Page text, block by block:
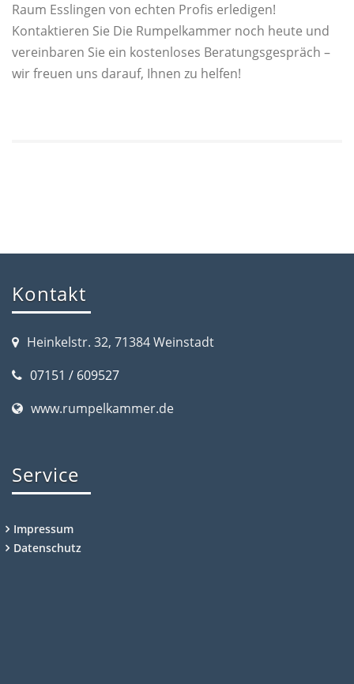
Raum Esslingen von echten Profis erledigen!
Kontaktieren Sie Die Rumpelkammer noch heute und
vereinbaren Sie ein kostenloses Beratungsgespräch –
wir freuen uns darauf, Ihnen zu helfen!
Kontakt
Heinkelstr. 32, 71384 Weinstadt
07151 / 609527
www.rumpelkammer.de
Service
Impressum
Datenschutz